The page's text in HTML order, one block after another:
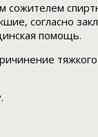
сожителем
согласно
помощь.